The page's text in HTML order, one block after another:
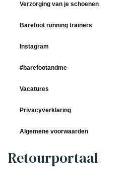
Verzorging van je schoenen
Barefoot running trainers
Instagram
#barefootandme
Vacatures
Privacyverklaring
Algemene voorwaarden
Retourportaal